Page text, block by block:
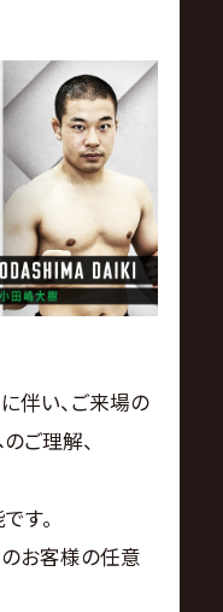
伴い、ご来場の
ご理解、
す。
のお客様の任意